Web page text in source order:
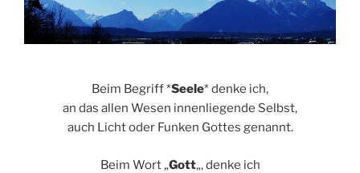
Beim Begriff *Seele* denke ich,
an das allen Wesen innenliegende Selbst,
auch Licht oder Funken Gottes genannt.
Beim Wort „Gott„, denke ich